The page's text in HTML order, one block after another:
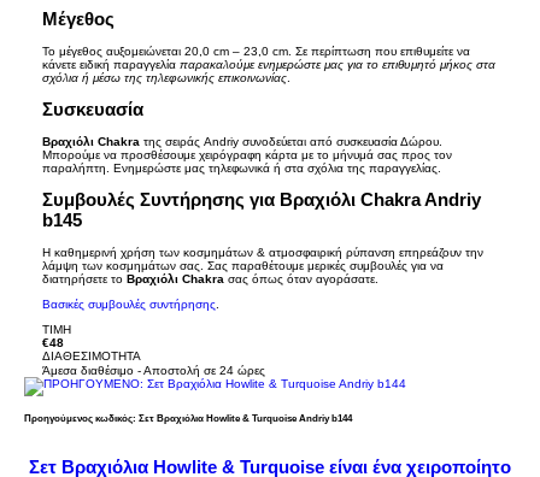
Μέγεθος
Το μέγεθος αυξομειώνεται 20,0 cm – 23,0 cm. Σε περίπτωση που επιθυμείτε να
κάνετε ειδική παραγγελία παρακαλούμε ενημερώστε μας για το επιθυμητό μήκος στα
σχόλια ή μέσω της τηλεφωνικής επικοινωνίας
Συσκευασία
Βραχιόλι Chakra της σειράς Andriy συνοδεύεται από συσκευασία Δώρου.
Μπορούμε να προσθέσουμε χειρόγραφη κάρτα με το μήνυμά σας προς τον
παραλήπτη. Ενημερώστε μας τηλεφωνικά ή στα σχόλια της παραγγελίας.
Συμβουλές Συντήρησης για Βραχιόλι Chakra Andriy
b145
Η καθημερινή χρήση των κοσμημάτων & ατμοσφαιρική ρύπανση επηρεάζουν την
λάμψη των κοσμημάτων σας. Σας παραθέτουμε μερικές συμβουλές για να
διατηρήσετε το Βραχιόλι Chakra σας όπως όταν αγοράσατε.
Βασικές συμβουλές συντήρησης
TIMH
€48
ΔΙΑΘΕΣΙΜΟΤΗΤΑ
Άμεσα διαθέσιμο - Αποστολή σε 24 ώρες
Προηγούμενος κωδικός: Σετ Βραχιόλια Howlite & Turquoise Andriy b144
Σετ Βραχιόλια Howlite & Turquoise είναι ένα χειροποίητο